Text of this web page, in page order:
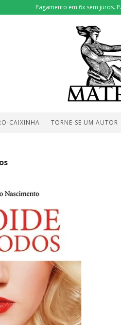
Pagamento em 6x sem juros.
CAIXINHA TORNE-SE UM AUTOR